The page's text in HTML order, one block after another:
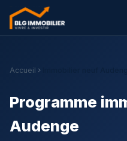
Accueil
Programme
Audenge